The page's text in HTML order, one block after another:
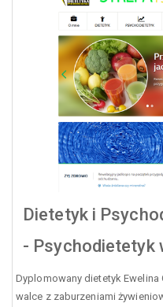
Dietetyk i
- Psychodietetyk
Dyplomowany dietetyk
walce z zaburzeniami